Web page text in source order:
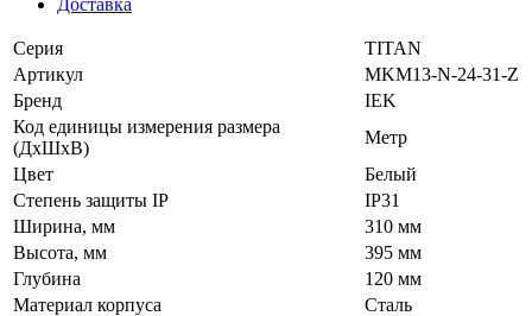
Серия
TITAN
Артикул
MKM13-N-24-31-Z
Бренд
IEK
Код единицы измерения размера
(ДхШхВ)
Метр
Цвет
Белый
Степень защиты IP
IP31
Ширина, мм
310 мм
Высота, мм
395 мм
Глубина
120 мм
Материал корпуса
Сталь